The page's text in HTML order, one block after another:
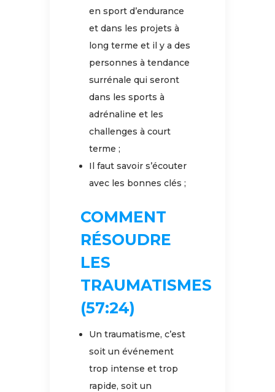
en sport d’endurance
et dans les projets à
long terme et il y a des
personnes à tendance
surrénale qui seront
dans les sports à
adrénaline et les
challenges à court
terme ;
Il faut savoir s’écouter
avec les bonnes clés ;
COMMENT
RÉSOUDRE
LES
TRAUMATISMES
(57:24)
Un traumatisme, c’est
soit un événement
trop intense et trop
rapide, soit un